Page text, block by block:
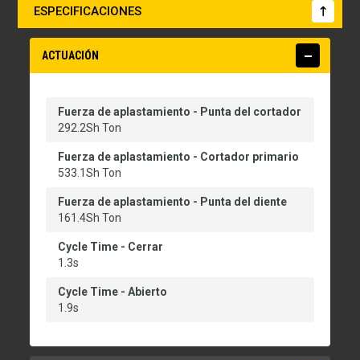
ESPECIFICACIONES
ACTUACIÓN
Fuerza de aplastamiento - Punta del cortador
292.2Sh Ton
Fuerza de aplastamiento - Cortador primario
533.1Sh Ton
Fuerza de aplastamiento - Punta del diente
161.4Sh Ton
Cycle Time - Cerrar
1.3s
Cycle Time - Abierto
1.9s